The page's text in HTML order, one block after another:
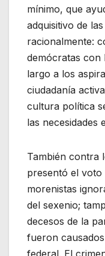
mínimo, que
adquisitivo de
racionalmente:
demócratas con
largo a los
ciudadanía
cultura política
las necesidades
También contra
presentó el voto
morenistas
del sexenio;
decesos de la
fueron